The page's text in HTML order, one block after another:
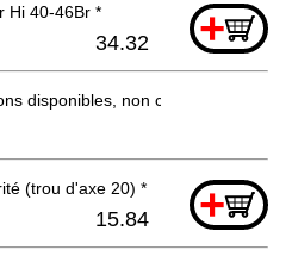
Hi 40-46Br * +
34.32
disponibles, non commandable
(trou d'axe 20) * +
15.84